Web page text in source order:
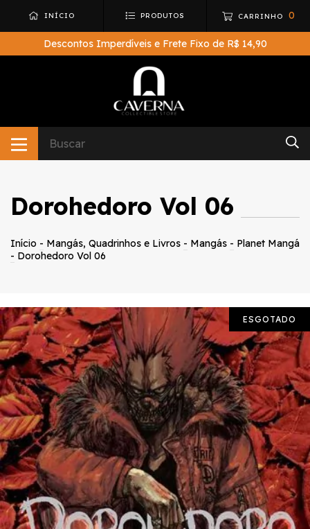
INÍCIO PRODUTOS CARRINHO 0
Descontos Imperdíveis e Frete Fixo de R$ 14,90
Dorohedoro Vol 06
Início - Mangás, Quadrinhos e Livros - Mangás - Planet Mangá
- Dorohedoro Vol 06
ESGOTADO